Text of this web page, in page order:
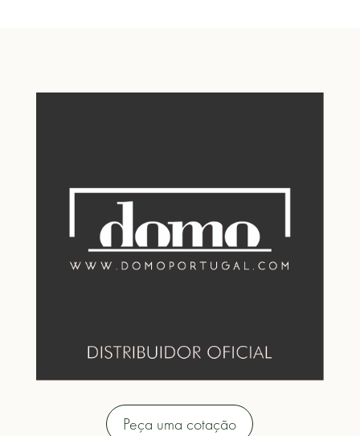
Peça uma cotação